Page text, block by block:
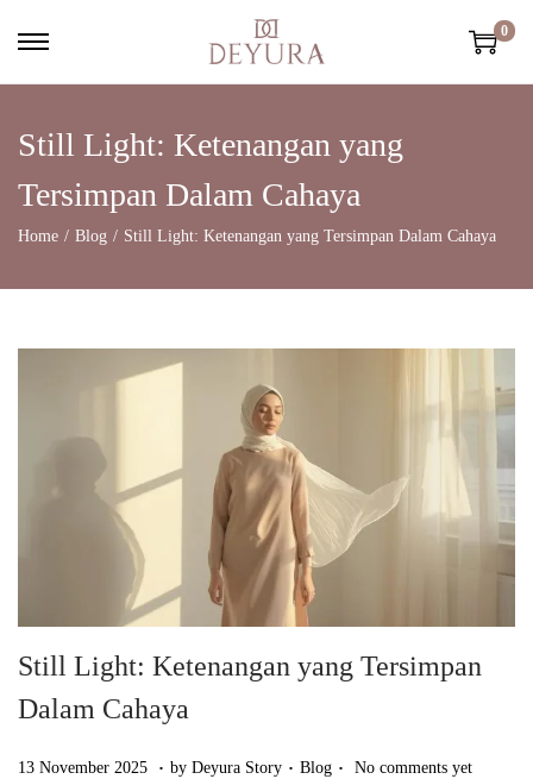
0
Still Light: Ketenangan yang
Tersimpan Dalam Cahaya
Home / Blog / Still Light: Ketenangan yang Tersimpan Dalam Cahaya
Still Light: Ketenangan yang Tersimpan
Dalam Cahaya
Posted on
13 November 2025
1. by Deyura Story . Posted in
Blog . No comments yet